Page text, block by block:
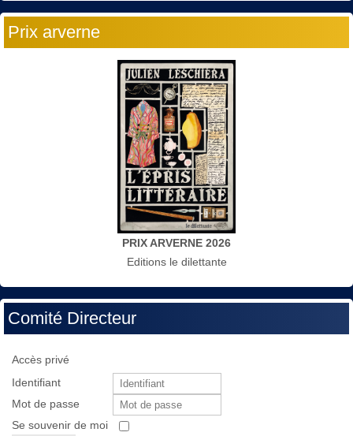
Prix arverne
PRIX ARVERNE 2026
Editions le dilettante
Comité Directeur
Accès privé
Identifiant
Mot de passe
Se souvenir de moi